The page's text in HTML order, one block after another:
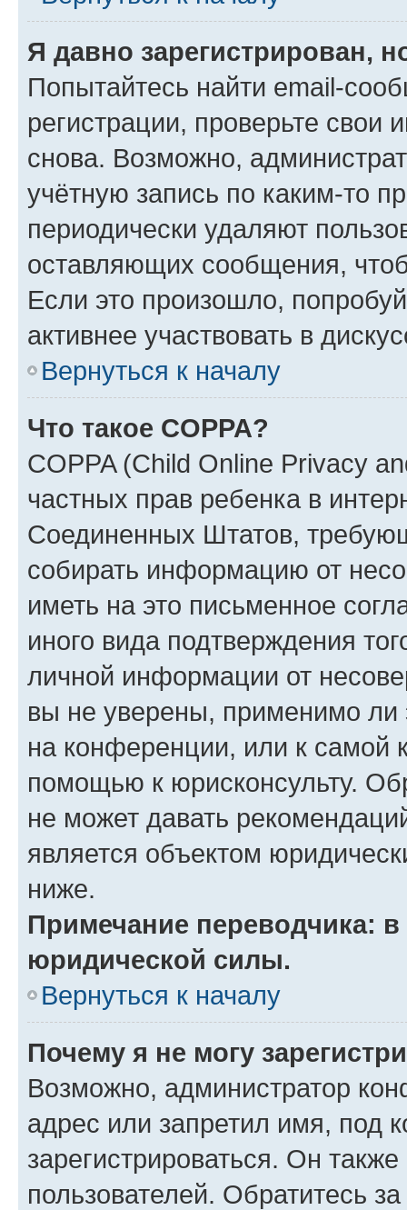
Я давно зарегистрирован,
Попытайтесь найти email-
регистрации, проверьте свои
снова. Возможно,
учётную запись по каким-то
периодически удаляют
оставляющих сообщения,
Если это произошло,
активнее участвовать в
Вернуться к началу
Что такое COPPA?
COPPA (Child Online Privacy
частных прав ребенка в
Соединенных Штатов,
собирать информацию от
иметь на это письменное
иного вида подтверждения
личной информации от
вы не уверены, применимо ли
на конференции, или к самой
помощью к юрисконсульту.
не может давать
является объектом
ниже.
Примечание переводчика:
юридической силы.
Вернуться к началу
Почему я не могу
Возможно, администратор
адрес или запретил имя, под
зарегистрироваться. Он
пользователей. Обратитесь